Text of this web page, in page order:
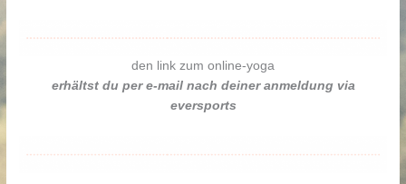
den link zum online-yoga
erhältst du per e-mail nach deiner anmeldung via
eversports